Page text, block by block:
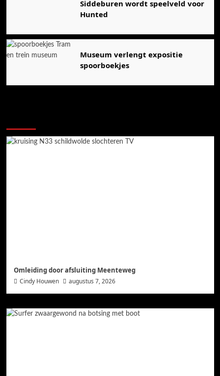
Siddeburen wordt speelveld voor
Hunted
Museum verlengt expositie
spoorboekjes
Omleiding door afsluiting Meenteweg
Cindy Houwen augustus 7, 2026